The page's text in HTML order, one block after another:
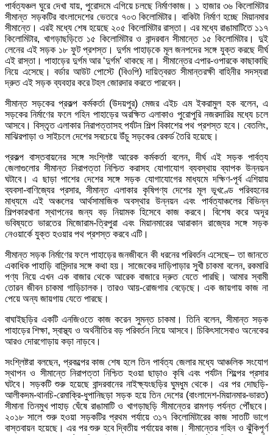
পার্বত্যঞ্চল ঘুরে দেখা যায়, পুরোদমে এগিয়ে চলছে নির্মাণকাজ। ১ হাজার ৩৬ কিলোমিটার
সীমান্ত সড়কটির বাংলাদেশের ভেতরে ৭০৩ কিলোমিটার। বাকিটা নির্মাণ হচ্ছে মিয়ানমার
সীমান্তে। এরই মধ্যে শেষ হয়েছে ২০৫ কিলোমিটার রাস্তা। এর মধ্যে রাঙামাটিতে ১১৭
কিলোমিটার, খাগড়াছড়িতে ১৫ কিলোমিটার ও বান্দরবান সীমান্তে ১৫ কিলোমিটার। দুই
লেনের এই সড়ক ১৮ ফুট প্রশস্ত। দুর্গম পাহাড়কে মূল জনপদের সঙ্গে যুক্ত করছে দীর্ঘ
এই রাস্তা। পাহাড়ের দুর্গম আর ‘দুর্গম’ থাকছে না। সীমান্তের এপার-ওপারকে কাছাকাছি
নিয়ে এসেছে। বর্ডার আউট পোস্টে (বিওপি) দায়িত্বরত সীমান্তরক্ষী বাহিনীর সদস্যরা
দ্রুত এই সড়ক ব্যবহার করে টহল জোরদার করতে পারবেন।
সীমান্ত সড়কের প্রকল্প কর্মকর্তা (উদয়পুর) মেজর এইচ এম ইকরামুল হক বলেন, এ
সড়কের নির্মাণের ফলে গহিন পাহাড়ের অরক্ষিত এলাকাও পুরোপুরি নজরদারির মধ্যে চলে
আসবে। বিস্তৃত এলাকার নিরাপত্তাসহ পর্যটন শিল্প বিকাশের পথ প্রশস্ত হবে। বেতলিং,
মাঝিরপাড়া ও সাইচলে দেশের সবচেয়ে উঁচু সড়কের রেকর্ড তৈরি হয়েছে।
প্রকল্প বাস্তবায়নের সঙ্গে সংশ্লিষ্ট আরেক কর্মকর্তা বলেন, দীর্ঘ এই সড়ক পার্বত্য
জেলাগুলোর সীমান্ত নিরাপত্তা নিশ্চিত করাসহ যোগাযোগ ব্যবস্থায় ব্যাপক উন্নয়ন
ঘটাবে। এ ছাড়া পাশের দেশের সঙ্গে সড়ক যোগাযোগের মাধ্যমে দক্ষিণ-পূর্ব এশিয়ায়
ব্যবসা-বাণিজ্যের প্রসার, সীমান্ত এলাকার কৃষিপণ্য দেশের মূল ভূখণ্ডে পরিবহনের
মাধ্যমে এই অঞ্চলের আর্থসামাজিক অবস্থার উন্নয়ন এবং পার্বত্যাঞ্চলের বিভিন্ন
শিল্পকারখানা স্থাপনের জন্য বড় নিয়ামক হিসেবে কাজ করবে। বিশেষ করে অদূর
ভবিষ্যতে ভারতের মিজোরাম-ত্রিপুরা এবং মিয়ানমারের আরাকান রাজ্যের সঙ্গে সড়ক
নেওয়ার্কে যুক্ত হওয়ার পথ প্রশস্ত করবে এটি।
সীমান্ত সড়ক নির্মাণের ফলে পাহাড়ের জনজীবনে কী ধরনের পরিবর্তন এসেছে– তা জানতে
একাধিক পাহাড়ি বাসিন্দার সঙ্গে কথা হয়। সাজেকের দাড়িপাড়ার সুখী চাকমা বলেন, রকমারি
পণ্য নিয়ে এখন এক বাজার থেকে আরেক বাজারে দ্রুত যেতে পারছি। আমার স্বামী
তোরন জীবন চাকমা গাড়িচালক। তারও আয়-রোজগার বেড়েছে। এক জায়গায় কাজ না
পেয়ে অন্য জায়গায় যেতে পারছে।
বাঘাইছড়ির একটি এনজিওতে কাজ করেন সুমন্ত চাকমা। তিনি বলেন, সীমান্ত সড়ক
পাহাড়ের শিক্ষা, স্বাস্থ্য ও অর্থনীতির বড় পরিবর্তন নিয়ে আসবে। চিকিৎসাসেবাও অনেকের
আরও দোরগোড়ায় কড়া নাড়বে।
সংশ্লিষ্টরা বলছেন, প্রকল্পের কাজ শেষ হলে তিন পার্বত্য জেলার মধ্যে আঞ্চলিক সংযোগ
স্থাপন ও সীমান্তে নিরাপত্তা নিশ্চিত হওয়া ছাড়াও কৃষি এবং পর্যটন শিল্পের প্রসার
ঘটবে। সড়কটি শুরু হয়েছে বান্দরবানের নাইক্ষ্যংছড়ির ঘুমধুম থেকে। এর পর দোছড়ি-
আলীকদম-থানচি-রেমাক্রি-ধুপানিছড়া সড়ক হয়ে তিন দেশের (বাংলাদেশ-মিয়ানমার-ভারত)
সীমানা তিনমুখ পাহাড় ঘেঁষে রাঙামাটি ও খাগড়াছড়ি সীমান্তের রামগড় পর্যন্ত পৌঁছবে।
২০১৮ সালে শুরু হওয়া সড়কটির প্রথম পর্যায়ে ৩১৭ কিলোমিটারের কাজ সাতটি ভাগে
বাস্তবায়ন হয়েছে। এর পর শুরু হবে দ্বিতীয় পর্যায়ের কাজ। সীমান্তের গহিন ও ঝুঁকিপূর্ণ